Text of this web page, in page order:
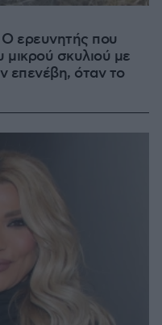
Ο ερευνητής που
σκυλιού με
επενέβη, όταν το